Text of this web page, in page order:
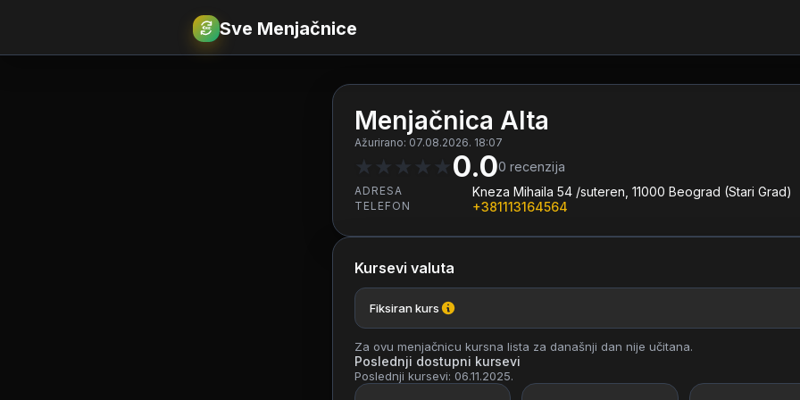
€RSD Sve Menjačnice
Menjačnica Alta
Ažurirano: 07.08.2026. 18:07
★ ★ ★ ★ ★0.00 recenzija
ADRESA Kneza Mihaila 54 /suteren, 11000 Beograd (Stari Grad)
TELEFON +381113164564
Kursevi valuta
Fiksiran kurs
Za ovu menjačnicu kursna lista za današnji dan nije učitana.
Poslednji dostupni kursevi
Poslednji kursevi: 06.11.2025.